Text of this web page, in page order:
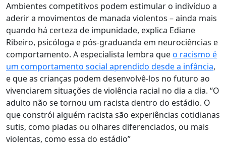
Ambientes competitivos podem estimular o indivíduo a
aderir a movimentos de manada violentos – ainda mais
quando há certeza de impunidade, explica Ediane
Ribeiro, psicóloga e pós-graduanda em neurociências e
comportamento. A especialista lembra queo racismo é
um comportamento social aprendido desde a infância,
e que as crianças podem desenvolvê-los no futuro ao
vivenciarem situações de violência racial no dia a dia. “O
adulto não se tornou um racista dentro do estádio. O
que constrói alguém racista são experiências cotidianas
sutis, como piadas ou olhares diferenciados, ou mais
violentas, como essa do estádio”